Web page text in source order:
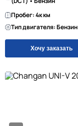
Пробег: 4к км
Тип двигателя: Бензин
Хочу заказать